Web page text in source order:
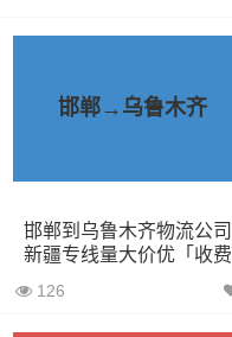
小面包
包车
6立方
依维柯
邯郸→乌鲁木齐
邯郸到乌鲁木齐物流公司|
新疆专线量大价优「收费
126